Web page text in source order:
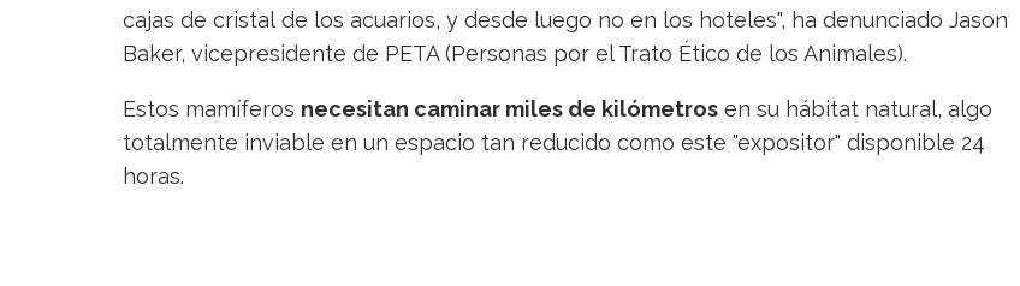
cajas de cristal de los acuarios, y desde luego no en los hoteles", ha denunciado Jason
Baker, vicepresidente de PETA (Personas por el Trato Ético de los Animales).
Estos mamíferos necesitan caminar miles de kilómetros en su hábitat natural, algo
totalmente inviable en un espacio tan reducido como este "expositor" disponible 24
horas.